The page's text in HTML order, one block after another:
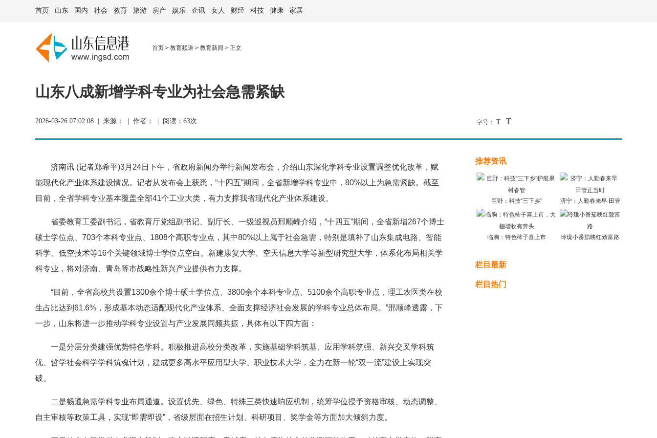
首页 山东 国内 社会 教育 旅游 房产 娱乐 企讯 女人 财经 科技 健康 家居
首页 > 教育频道 > 教育新闻 > 正文
山东八成新增学科专业为社会急需紧缺
2026-03-26 07:02:08 | 来源： | 作者： | 阅读： 63次 字号： T T
济南讯 (记者郑希平)3月24日下午，省政府新闻办举行新闻发布会，介绍山东深化学科专业设置调整优化改革，赋
能现代化产业体系建设情况。记者从发布会上获悉，“十四五”期间，全省新增学科专业中，80%以上为急需紧缺。截至
目前，全省学科专业基本覆盖全部41个工业大类，有力支撑我省现代化产业体系建设。
省委教育工委副书记，省教育厅党组副书记、副厅长、一级巡视员邢顺峰介绍，“十四五”期间，全省新增267个博士
硕士学位点、703个本科专业点、1808个高职专业点，其中80%以上属于社会急需，特别是填补了山东集成电路、智能
科学、低空技术等16个关键领域博士学位点空白。新建康复大学、空天信息大学等新型研究型大学，体系化布局相关学
科专业，将对济南、青岛等市战略性新兴产业提供有力支撑。
“目前，全省高校共设置1300余个博士硕士学位点、3800余个本科专业点、5100余个高职专业点，理工农医类在校
生占比达到61.6%，形成基本动态适配现代化产业体系、全面支撑经济社会发展的学科专业总体布局。”邢顺峰透露，下
一步，山东将进一步推动学科专业设置与产业发展同频共振，具体有以下四方面：
一是分层分类建强优势特色学科。积极推进高校分类改革，实施基础学科筑基、应用学科筑强、新兴交叉学科筑
优、哲学社会科学学科筑魂计划，建成更多高水平应用型大学、职业技术大学，全力在新一轮“双一流”建设上实现突
破。
二是畅通急需学科专业布局通道。设置优先、绿色、特殊三类快速响应机制，统筹学位授予资格审核、动态调整、
自主审核等政策工具，实现“即需即设”，省级层面在招生计划、科研项目、奖学金等方面加大倾斜力度。
推荐资讯
巨野：科技“三下乡” 济宁：人勤春来早 田管
临朐：特色柿子喜上市 玲珑小番茄映红致富路
栏目最新
栏目热门